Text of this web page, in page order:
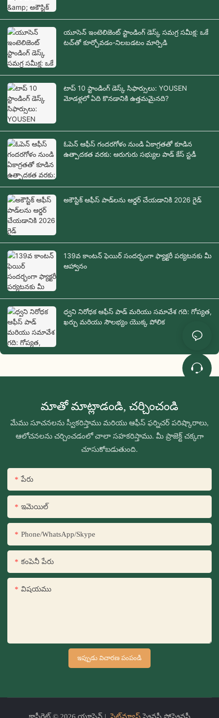
యూసెన్ ఇంటెలిజెంట్ స్టాండింగ్ డెస్క్ సమగ్ర సమీక్ష: ఒకే
టచ్‌తో కూర్చోవడం-నిలబడటం మార్పిడి
టాప్ 10 స్టాండింగ్ డెస్క్ సిఫార్సులు: YOUSEN
మోడళ్లలో ఏది కొనడానికి ఉత్తమమైనది?
ఓపెన్ ఆఫీస్ గందరగోళం నుండి ఏకాగ్రతతో కూడిన
ఉత్పాదకత వరకు: ఆరుగురు సభ్యుల పాడ్ కేస్ స్టడీ
అకౌస్టిక్ ఆఫీస్ పాడ్‌లను ఆర్డర్ చేయడానికి 2026 గైడ్
139వ కాంటన్ ఫెయిర్ సందర్భంగా ఫ్యాక్టరీ పర్యటనకు మీ
ఆహ్వానం
ధ్వని నిరోధక ఆఫీస్ పాడ్ మరియు సమావేశ గది: గోప్యత,
ఖర్చు మరియు సౌలభ్యం యొక్క పోలిక
మాతో మాట్లాడండి, చర్చించండి
మేము సూచనలను స్వీకరిస్తాము మరియు ఆఫీస్ ఫర్నిచర్ పరిష్కారాలు,
ఆలోచనలను చర్చించడంలో చాలా సహకరిస్తాము. మీ ప్రాజెక్ట్ చక్కగా
చూసుకోబడుతుంది.
పేరు
ఇమెయిల్
Phone/WhatsApp/Skype
కంపెనీ పేరు
విషయము
ఇప్పుడు విచారణ పంపండి